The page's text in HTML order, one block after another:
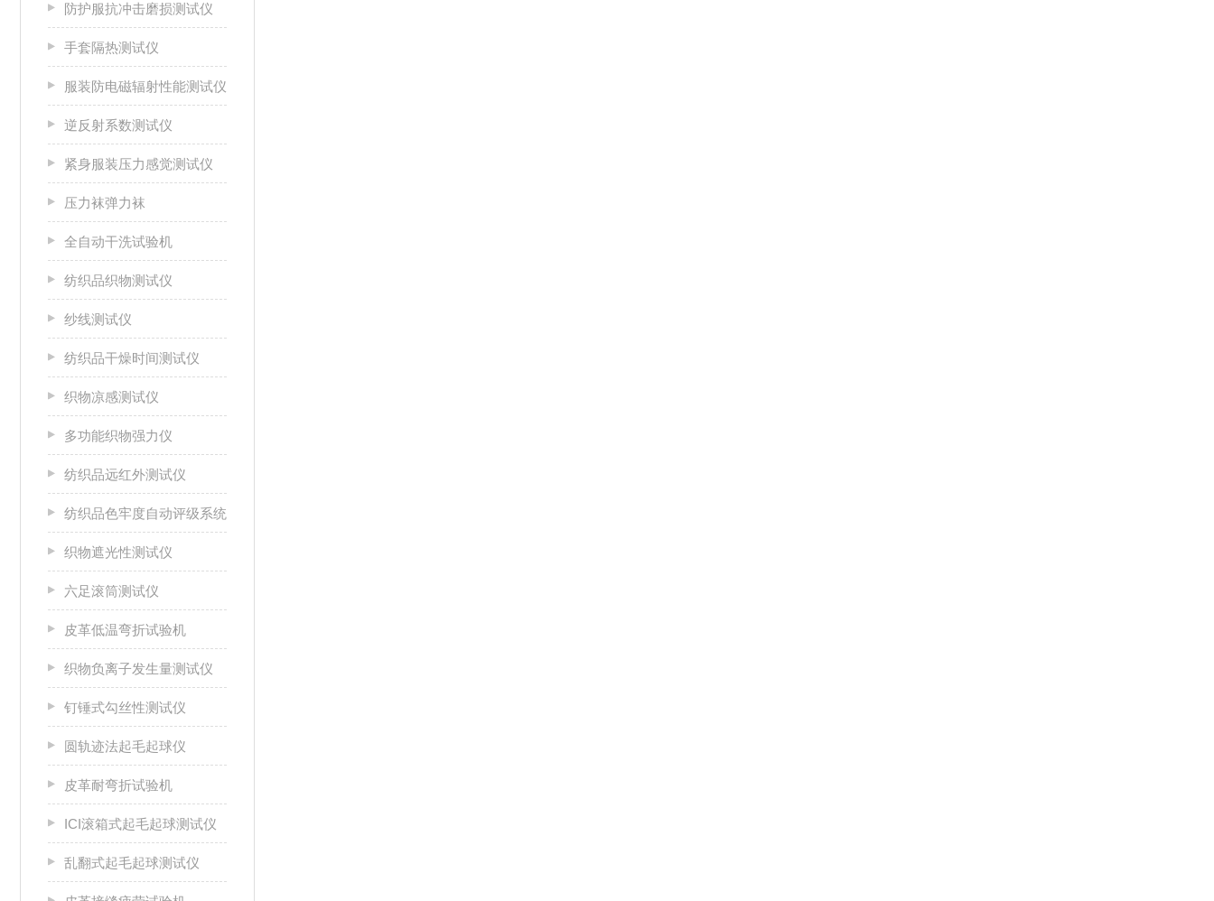
防护服抗冲击磨损测试仪
手套隔热测试仪
服装防电磁辐射性能测试仪
逆反射系数测试仪
紧身服装压力感觉测试仪
压力袜弹力袜
全自动干洗试验机
纺织品织物测试仪
纱线测试仪
纺织品干燥时间测试仪
织物凉感测试仪
多功能织物强力仪
纺织品远红外测试仪
纺织品色牢度自动评级系统
织物遮光性测试仪
六足滚筒测试仪
皮革低温弯折试验机
织物负离子发生量测试仪
钉锤式勾丝性测试仪
圆轨迹法起毛起球仪
皮革耐弯折试验机
ICI滚箱式起毛起球测试仪
乱翻式起毛起球测试仪